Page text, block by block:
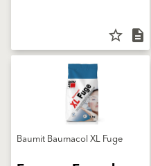
star_border description
Baumit Baumacol XL Fuge